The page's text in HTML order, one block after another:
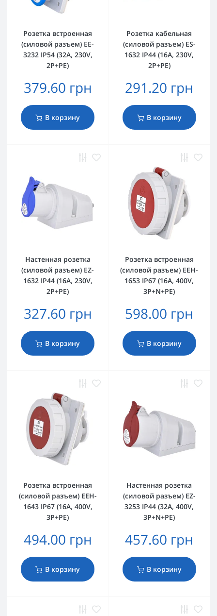
Розетка встроенная
(силовой разъем) EE-
3232 IP54 (32A, 230V,
2P+PE)
379.60 грн
В корзину
Розетка кабельная
(силовой разъем) ES-
1632 IP44 (16A, 230V,
2P+PE)
291.20 грн
В корзину
Настенная розетка
(силовой разъем) EZ-
1632 IP44 (16A, 230V,
2P+PE)
327.60 грн
В корзину
Розетка встроенная
(силовой разъем) EEH-
1653 IP67 (16A, 400V,
3P+N+PE)
598.00 грн
В корзину
Розетка встроенная
(силовой разъем) EEH-
1643 IP67 (16A, 400V,
3P+PE)
494.00 грн
В корзину
Настенная розетка
(силовой разъем) EZ-
3253 IP44 (32A, 400V,
3P+N+PE)
457.60 грн
В корзину